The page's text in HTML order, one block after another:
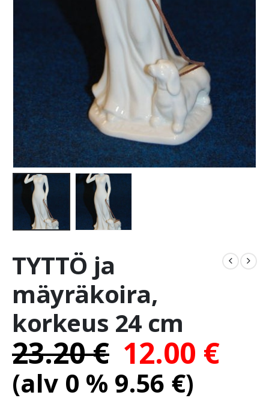
TYTTÖ ja
mäyräkoira,
korkeus 24 cm
23.20€ 12.00 €
(alv 0 % 9.56 €)